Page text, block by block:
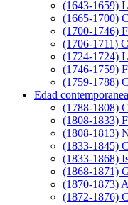
(1643-1659)
(1665-1700)
(1700-1746)
(1706-1711)
(1724-1724)
(1746-1759)
(1759-1788)
Edad
(1788-1808)
(1808-1833)
(1808-1813)
(1833-1845)
(1833-1868)
(1868-1871)
(1870-1873)
(1872-1876)